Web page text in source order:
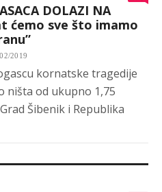
DOLAZI NA
ćemo sve što imamo
2019
kornatske tragedije
ništa od ukupno 1,75
Šibenik i Republika